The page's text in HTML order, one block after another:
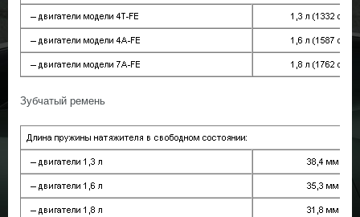
Зубчатый ремень